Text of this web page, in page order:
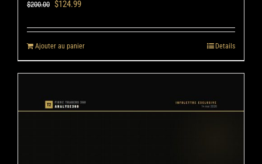
$200.00 $124.99
Ajouter au panier Details